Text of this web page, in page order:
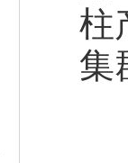
柱
集